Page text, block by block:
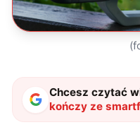
Chcesz czytać
kończy ze
stawia na